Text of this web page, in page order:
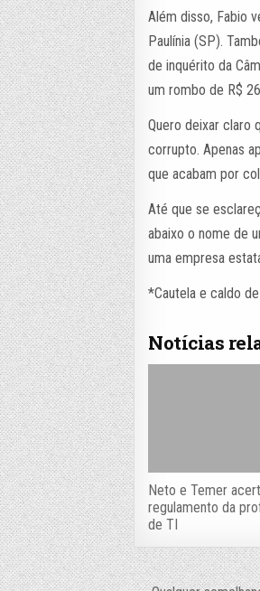
Além disso, Fabio
Paulínia (SP).
de inquérito da
um rombo de R$
Quero deixar claro
corrupto. Apenas
que acabam por
Até que se
abaixo o nome de
uma empresa
*Cautela e caldo
Notícias
Neto e Temer
regulamento da
de TI